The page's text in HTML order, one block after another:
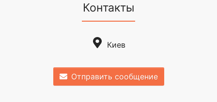
Контакты
Киев
Отправить сообщение